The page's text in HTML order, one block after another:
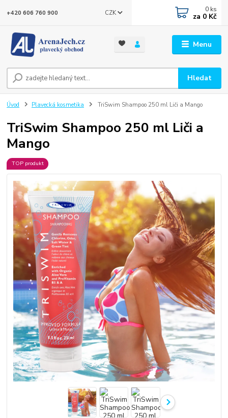
Menu
CZK
Hledat
+420 606 760 900 0 ks
za 0 Kč
Úvod Plavecká kosmetika TriSwim Shampoo 250 ml Liči a Mango
TriSwim Shampoo 250 ml Liči a
Mango
TOP produkt